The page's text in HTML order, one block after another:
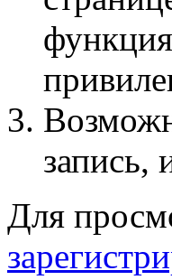
запись,
Для